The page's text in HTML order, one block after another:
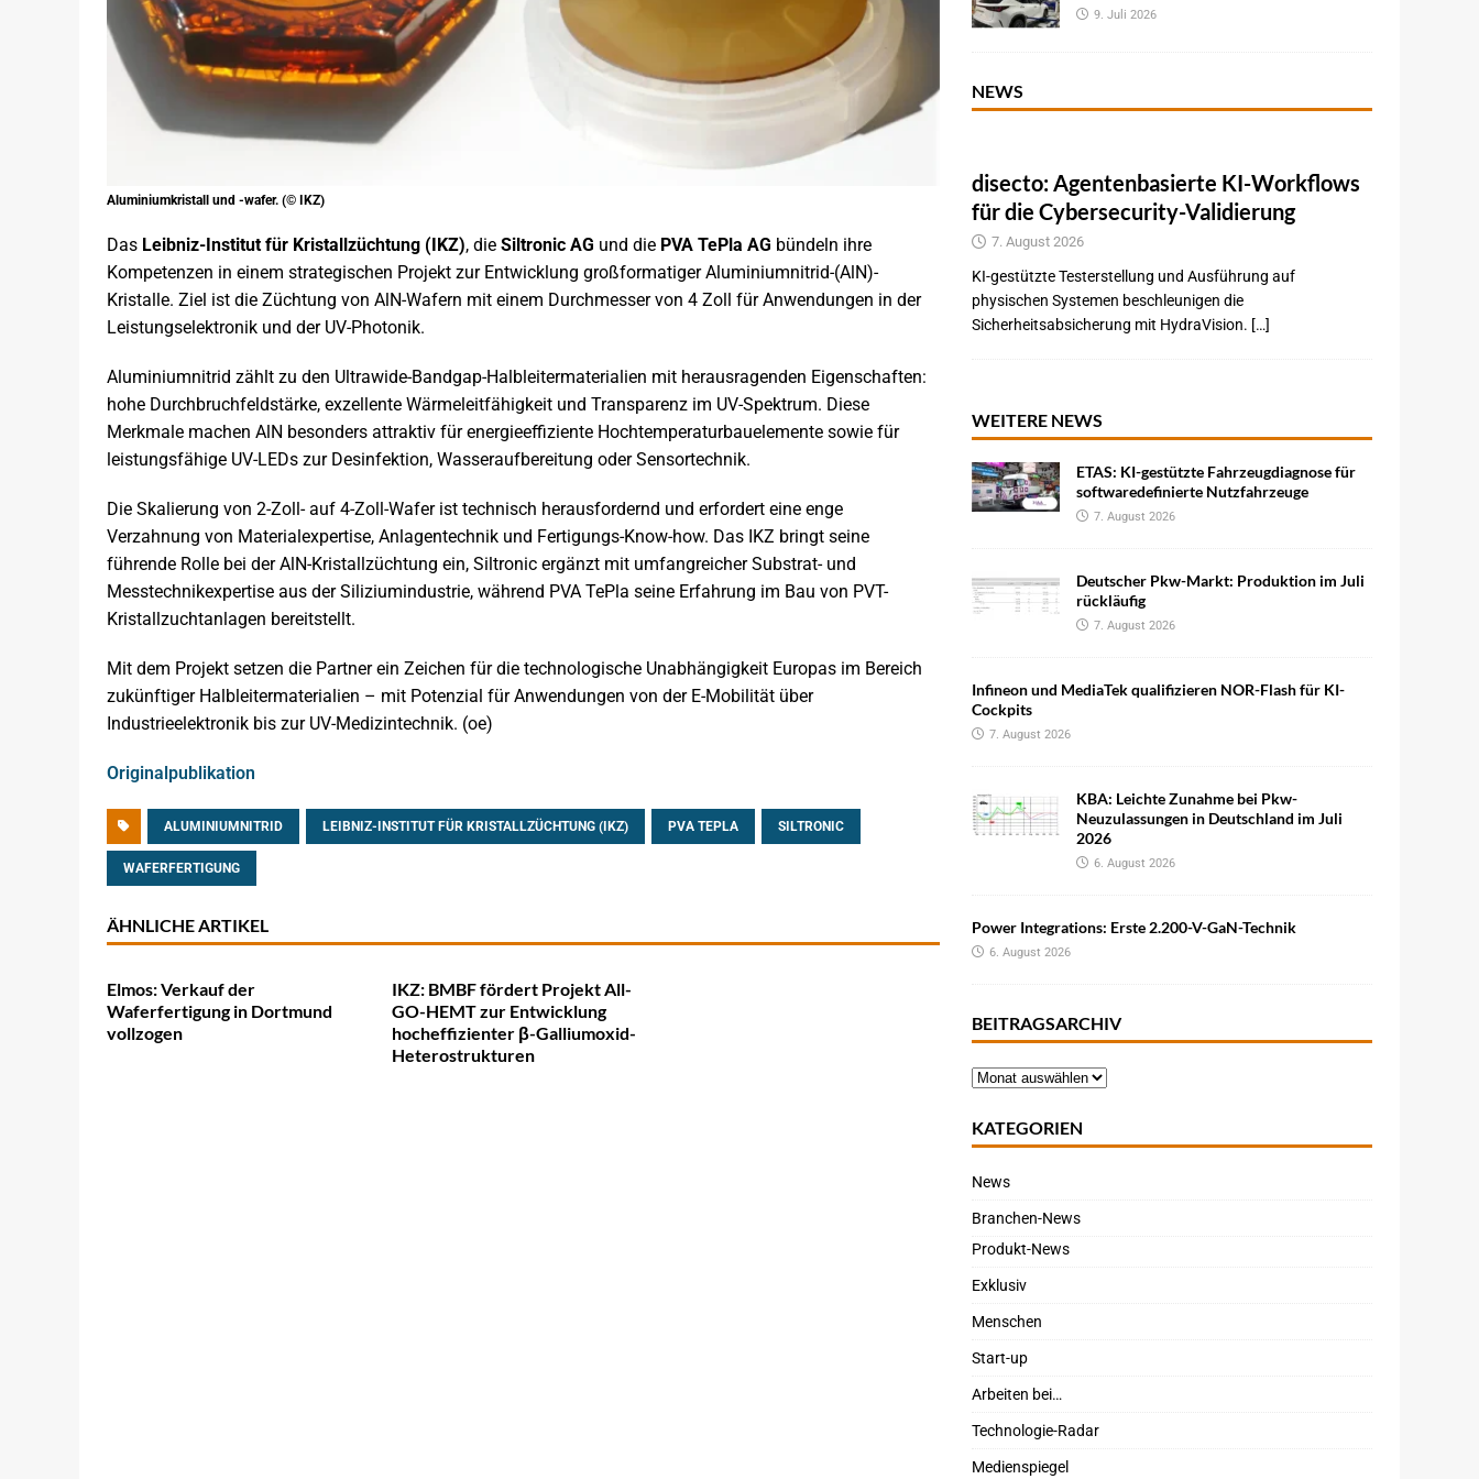
Aluminiumkristall und -wafer. (© IKZ)
Das Leibniz-Institut für Kristallzüchtung (IKZ), die Siltronic AG und die PVA TePla AG bündeln ihre
Kompetenzen in einem strategischen Projekt zur Entwicklung großformatiger Aluminiumnitrid-(AlN)-
Kristalle. Ziel ist die Züchtung von AlN-Wafern mit einem Durchmesser von 4 Zoll für Anwendungen in der
Leistungselektronik und der UV-Photonik.
Aluminiumnitrid zählt zu den Ultrawide-Bandgap-Halbleitermaterialien mit herausragenden Eigenschaften:
hohe Durchbruchfeldstärke, exzellente Wärmeleitfähigkeit und Transparenz im UV-Spektrum. Diese
Merkmale machen AlN besonders attraktiv für energieeffiziente Hochtemperaturbauelemente sowie für
leistungsfähige UV-LEDs zur Desinfektion, Wasseraufbereitung oder Sensortechnik.
Die Skalierung von 2-Zoll- auf 4-Zoll-Wafer ist technisch herausfordernd und erfordert eine enge
Verzahnung von Materialexpertise, Anlagentechnik und Fertigungs-Know-how. Das IKZ bringt seine
führende Rolle bei der AlN-Kristallzüchtung ein, Siltronic ergänzt mit umfangreicher Substrat- und
Messtechnikexpertise aus der Siliziumindustrie, während PVA TePla seine Erfahrung im Bau von PVT-
Kristallzuchtanlagen bereitstellt.
Mit dem Projekt setzen die Partner ein Zeichen für die technologische Unabhängigkeit Europas im Bereich
zukünftiger Halbleitermaterialien – mit Potenzial für Anwendungen von der E-Mobilität über
Industrieelektronik bis zur UV-Medizintechnik. (oe)
Originalpublikation
ALUMINIUMNITRID LEIBNIZ-INSTITUT FÜR KRISTALLZÜCHTUNG (IKZ) PVA TEPLA SILTRONIC
WAFERFERTIGUNG
ÄHNLICHE ARTIKEL
Elmos: Verkauf der
Waferfertigung in Dortmund
vollzogen
IKZ: BMBF fördert Projekt All-
GO-HEMT zur Entwicklung
hocheffizienter β-Galliumoxid-
Heterostrukturen
9. Juli 2026
NEWS
disecto: Agentenbasierte KI-Workflows
für die Cybersecurity-Validierung
7. August 2026
KI-gestützte Testerstellung und Ausführung auf
physischen Systemen beschleunigen die
Sicherheitsabsicherung mit HydraVision. […]
WEITERE NEWS
ETAS: KI-gestützte Fahrzeugdiagnose für
softwaredefinierte Nutzfahrzeuge
7. August 2026
Deutscher Pkw-Markt: Produktion im Juli
rückläufig
7. August 2026
Infineon und MediaTek qualifizieren NOR-Flash für KI-
Cockpits
7. August 2026
KBA: Leichte Zunahme bei Pkw-
Neuzulassungen in Deutschland im Juli
2026
6. August 2026
Power Integrations: Erste 2.200-V-GaN-Technik
6. August 2026
BEITRAGSARCHIV
KATEGORIEN
News
Branchen-News
Produkt-News
Exklusiv
Menschen
Start-up
Arbeiten bei…
Technologie-Radar
Medienspiegel